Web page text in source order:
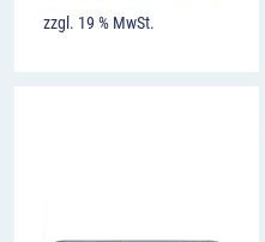
zzgl. 19 % MwSt.